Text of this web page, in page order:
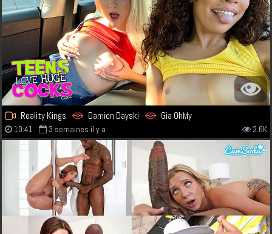
Reality Kings Damion Dayski Gia OhMy
10:41 3 semaines il y a 2.6K